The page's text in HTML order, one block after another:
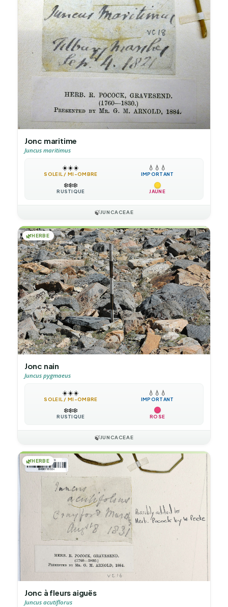
Jonc maritime
Juncus maritimus
☀️☀️☀️
SOLEIL / MI-OMBRE
💧 💧 💧
IMPORTANT
❄️❄️❄️
RUSTIQUE JAUNE
🍃JUNCACEAE
🌿HERBE
Jonc nain
Juncus pygmaeus
☀️☀️☀️
SOLEIL / MI-OMBRE
💧 💧 💧
IMPORTANT
❄️❄️❄️
RUSTIQUE ROSE
🍃JUNCACEAE
🌿HERBE
Jonc à fleurs aiguës
Juncus acutiflorus